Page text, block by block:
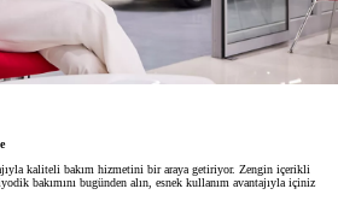
kaliteli bakım hizmetini bir araya getiriyor. Zengin içerikli
bakımını bugünden alın, esnek kullanım avantajıyla içiniz